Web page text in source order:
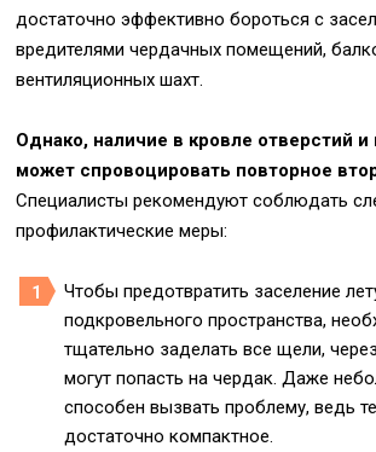
достаточно эффективно бороться с
вредителями чердачных помещений,
вентиляционных шахт.
Однако, наличие в кровле отверстий и
может спровоцировать повторное
Специалисты рекомендуют соблюдать
профилактические меры:
Чтобы предотвратить заселение
подкровельного пространства,
тщательно заделать все щели,
могут попасть на чердак. Даже
способен вызвать проблему, ведь
достаточно компактное.